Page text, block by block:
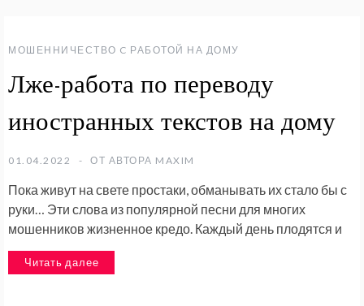
МОШЕННИЧЕСТВО C РАБОТОЙ НА ДОМУ
Лже-работа по переводу
иностранных текстов на дому
01.04.2022 ОТ АВТОРА MAXIM
Пока живут на свете простаки, обманывать их стало бы с
руки… Эти слова из популярной песни для многих
мошенников жизненное кредо. Каждый день плодятся и
Читать далее